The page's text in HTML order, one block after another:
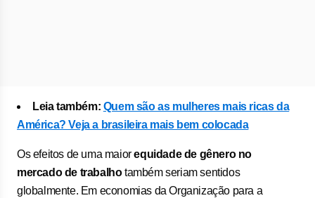
Leia também: Quem são as mulheres mais ricas da
América? Veja a brasileira mais bem colocada
Os efeitos de uma maiorequidade de gênero no
mercado de trabalhotambém seriam sentidos
globalmente. Em economias da Organização para a